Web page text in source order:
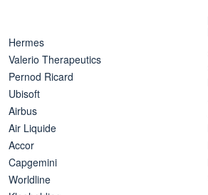
Hermes
Valerio Therapeutics
Pernod Ricard
Ubisoft
Airbus
Air Liquide
Accor
Capgemini
Worldline